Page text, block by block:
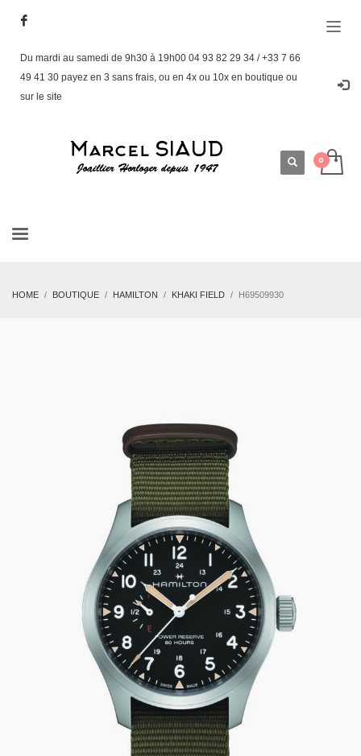
Du mardi au samedi de 9h30 à 19h00 04 93 82 29 34 / +33 7 66
49 41 30 payez en 3 sans frais, ou en 4x ou 10x en boutique ou
sur le site
HOME BOUTIQUE HAMILTON KHAKI FIELD H69509930